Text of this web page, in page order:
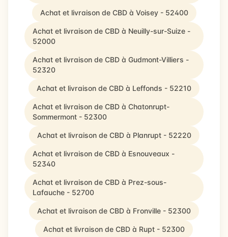
Achat et livraison de CBD à Voisey - 52400
Achat et livraison de CBD à Neuilly-sur-Suize -
52000
Achat et livraison de CBD à Gudmont-Villiers -
52320
Achat et livraison de CBD à Leffonds - 52210
Achat et livraison de CBD à Chatonrupt-
Sommermont - 52300
Achat et livraison de CBD à Planrupt - 52220
Achat et livraison de CBD à Esnouveaux -
52340
Achat et livraison de CBD à Prez-sous-
Lafauche - 52700
Achat et livraison de CBD à Fronville - 52300
Achat et livraison de CBD à Rupt - 52300